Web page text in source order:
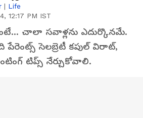
| Life
12:17 PM IST
చాలా సవాళ్లను ఎదుర్కొనమే.
సెలబ్రెటీ కపుల్ విరాట్,
టిప్స్ నేర్చుకోవాలి.